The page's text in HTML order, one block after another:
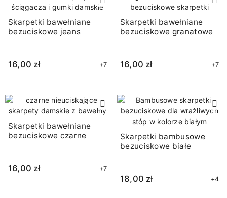
Skarpetki bawełniane
bezuciskowe jeans
16,00 zł +7
Skarpetki bawełniane
bezuciskowe granatowe
16,00 zł +7
Skarpetki bawełniane
bezuciskowe czarne
16,00 zł +7
Skarpetki bambusowe
bezuciskowe białe
18,00 zł +4